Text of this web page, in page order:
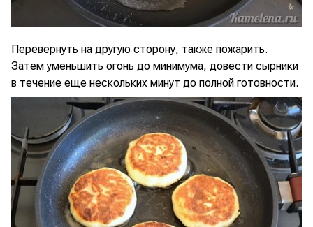
Перевернуть на другую сторону, также пожарить.
Затем уменьшить огонь до минимума, довести сырники
в течение еще нескольких минут до полной готовности.